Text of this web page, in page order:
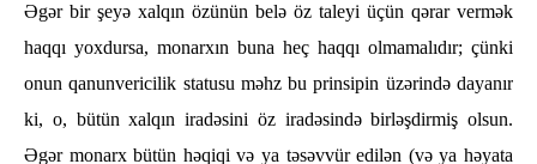
Əgər bir şeyə xalqın özünün belə öz taleyi üçün qərar vermək
haqqı yoxdursa, monarxın buna heç haqqı olmamalıdır; çünki
onun qanunvericilik statusu məhz bu prinsipin üzərində dayanır
ki, o, bütün xalqın iradəsini öz iradəsində birləşdirmiş olsun.
Əgər monarx bütün həqiqi və ya təsəvvür edilən (və ya həyata